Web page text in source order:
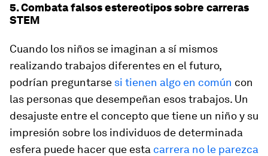
5. Combata falsos estereotipos sobre carreras
STEM
Cuando los niños se imaginan a sí mismos
realizando trabajos diferentes en el futuro,
podrían preguntarse si tienen algo en común con
las personas que desempeñan esos trabajos. Un
desajuste entre el concepto que tiene un niño y su
impresión sobre los individuos de determinada
esfera puede hacer que esta carrera no le parezca